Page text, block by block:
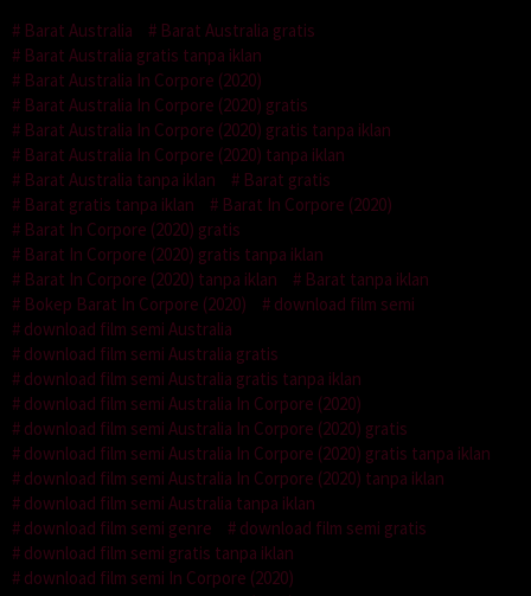
Barat Australia
Barat Australia gratis
Barat Australia gratis tanpa iklan
Barat Australia In Corpore (2020)
Barat Australia In Corpore (2020) gratis
Barat Australia In Corpore (2020) gratis tanpa iklan
Barat Australia In Corpore (2020) tanpa iklan
Barat Australia tanpa iklan
Barat gratis
Barat gratis tanpa iklan
Barat In Corpore (2020)
Barat In Corpore (2020) gratis
Barat In Corpore (2020) gratis tanpa iklan
Barat In Corpore (2020) tanpa iklan
Barat tanpa iklan
Bokep Barat In Corpore (2020)
download film semi
download film semi Australia
download film semi Australia gratis
download film semi Australia gratis tanpa iklan
download film semi Australia In Corpore (2020)
download film semi Australia In Corpore (2020) gratis
download film semi Australia In Corpore (2020) gratis tanpa iklan
download film semi Australia In Corpore (2020) tanpa iklan
download film semi Australia tanpa iklan
download film semi genre
download film semi gratis
download film semi gratis tanpa iklan
download film semi In Corpore (2020)